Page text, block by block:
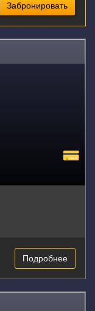
Забронировать
Подробнее